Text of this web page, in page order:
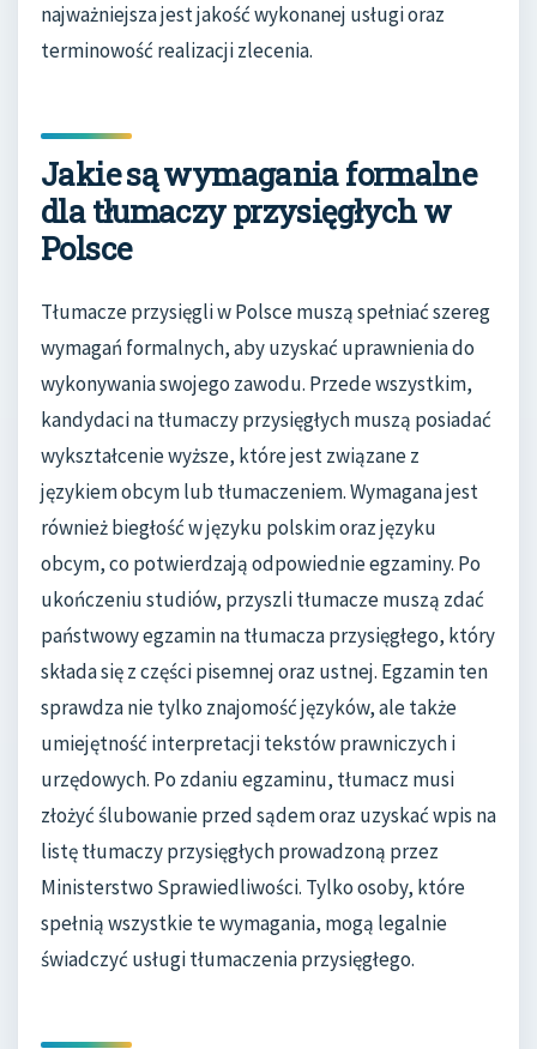
najważniejsza jest jakość wykonanej usługi oraz
terminowość realizacji zlecenia.
Jakie są wymagania formalne
dla tłumaczy przysięgłych w
Polsce
Tłumacze przysięgli w Polsce muszą spełniać szereg
wymagań formalnych, aby uzyskać uprawnienia do
wykonywania swojego zawodu. Przede wszystkim,
kandydaci na tłumaczy przysięgłych muszą posiadać
wykształcenie wyższe, które jest związane z
językiem obcym lub tłumaczeniem. Wymagana jest
również biegłość w języku polskim oraz języku
obcym, co potwierdzają odpowiednie egzaminy. Po
ukończeniu studiów, przyszli tłumacze muszą zdać
państwowy egzamin na tłumacza przysięgłego, który
składa się z części pisemnej oraz ustnej. Egzamin ten
sprawdza nie tylko znajomość języków, ale także
umiejętność interpretacji tekstów prawniczych i
urzędowych. Po zdaniu egzaminu, tłumacz musi
złożyć ślubowanie przed sądem oraz uzyskać wpis na
listę tłumaczy przysięgłych prowadzoną przez
Ministerstwo Sprawiedliwości. Tylko osoby, które
spełnią wszystkie te wymagania, mogą legalnie
świadczyć usługi tłumaczenia przysięgłego.